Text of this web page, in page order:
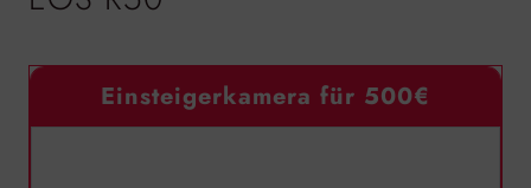
Einsteigerkamera für 500€